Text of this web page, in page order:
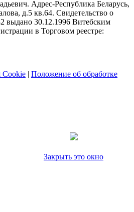
Адрес-Республика Беларусь,
д.5 кв.64. Свидетельство о
выдано 30.12.1996 Витебским
в Торговом реестре:
Cookie | Положение об обработке
Закрыть это окно